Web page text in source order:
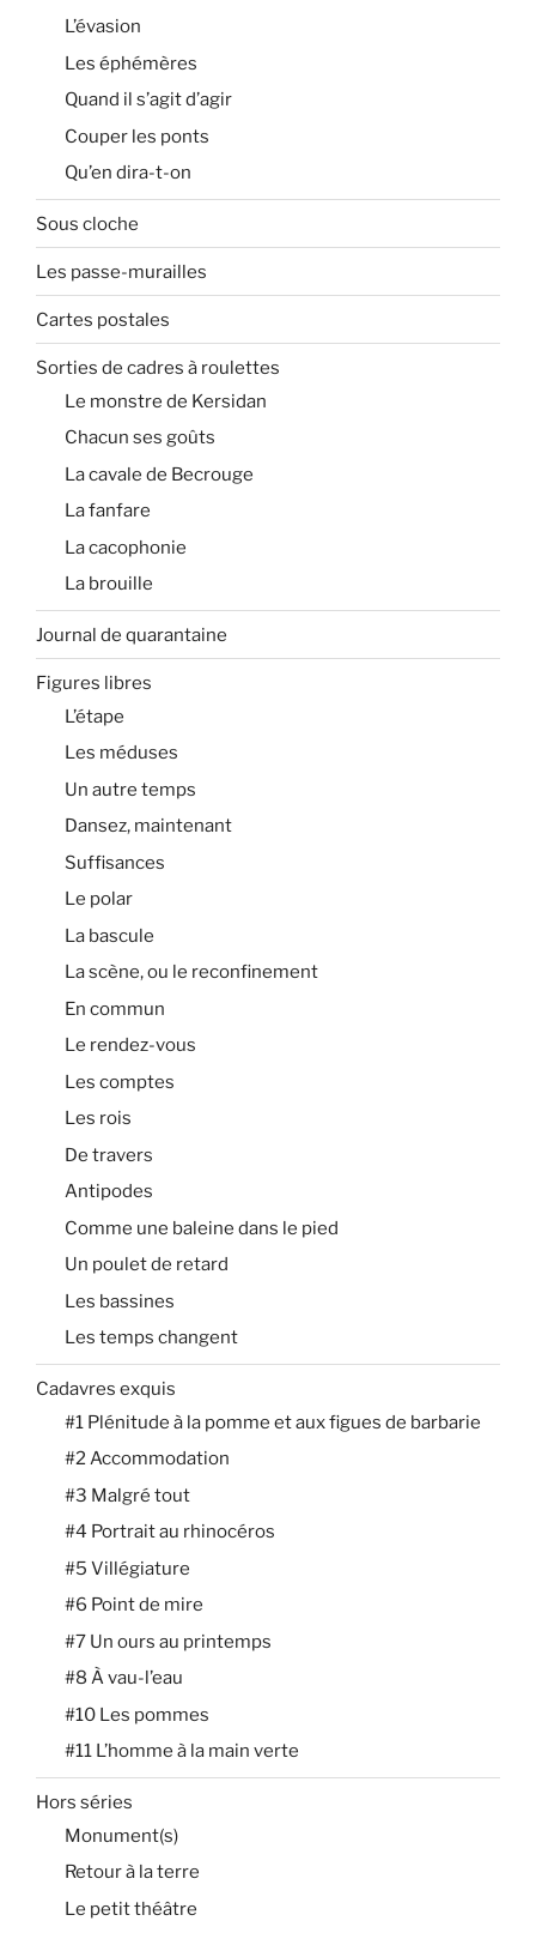
L’évasion
Les éphémères
Quand il s’agit d’agir
Couper les ponts
Qu’en dira-t-on
Sous cloche
Les passe-murailles
Cartes postales
Sorties de cadres à roulettes
Le monstre de Kersidan
Chacun ses goûts
La cavale de Becrouge
La fanfare
La cacophonie
La brouille
Journal de quarantaine
Figures libres
L’étape
Les méduses
Un autre temps
Dansez, maintenant
Suffisances
Le polar
La bascule
La scène, ou le reconfinement
En commun
Le rendez-vous
Les comptes
Les rois
De travers
Antipodes
Comme une baleine dans le pied
Un poulet de retard
Les bassines
Les temps changent
Cadavres exquis
#1 Plénitude à la pomme et aux figues de barbarie
#2 Accommodation
#3 Malgré tout
#4 Portrait au rhinocéros
#5 Villégiature
#6 Point de mire
#7 Un ours au printemps
#8 À vau-l’eau
#10 Les pommes
#11 L’homme à la main verte
Hors séries
Monument(s)
Retour à la terre
Le petit théâtre